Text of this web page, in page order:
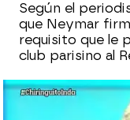
Según el
que Neymar
requisito que le
club parisino al